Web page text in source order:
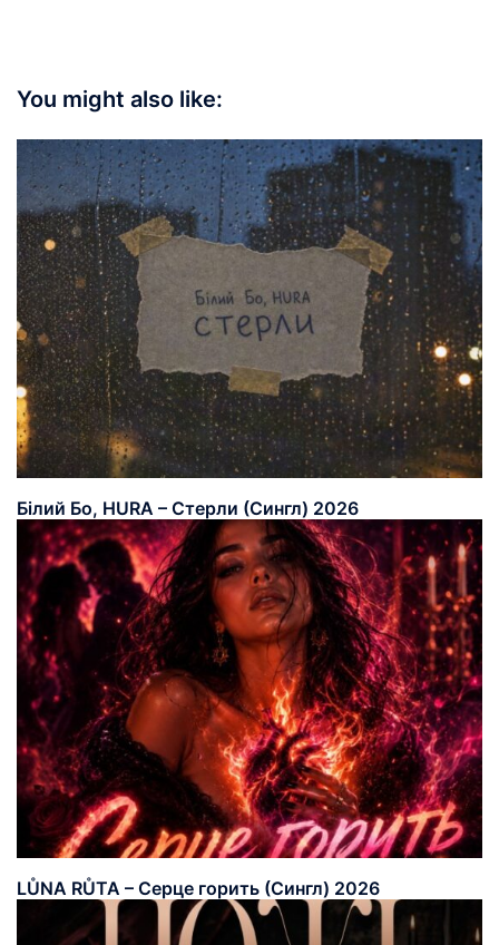
You might also like:
Білий Бо, HURA – Стерли (Сингл) 2026
LŮNA RŮTA – Серце горить (Сингл) 2026